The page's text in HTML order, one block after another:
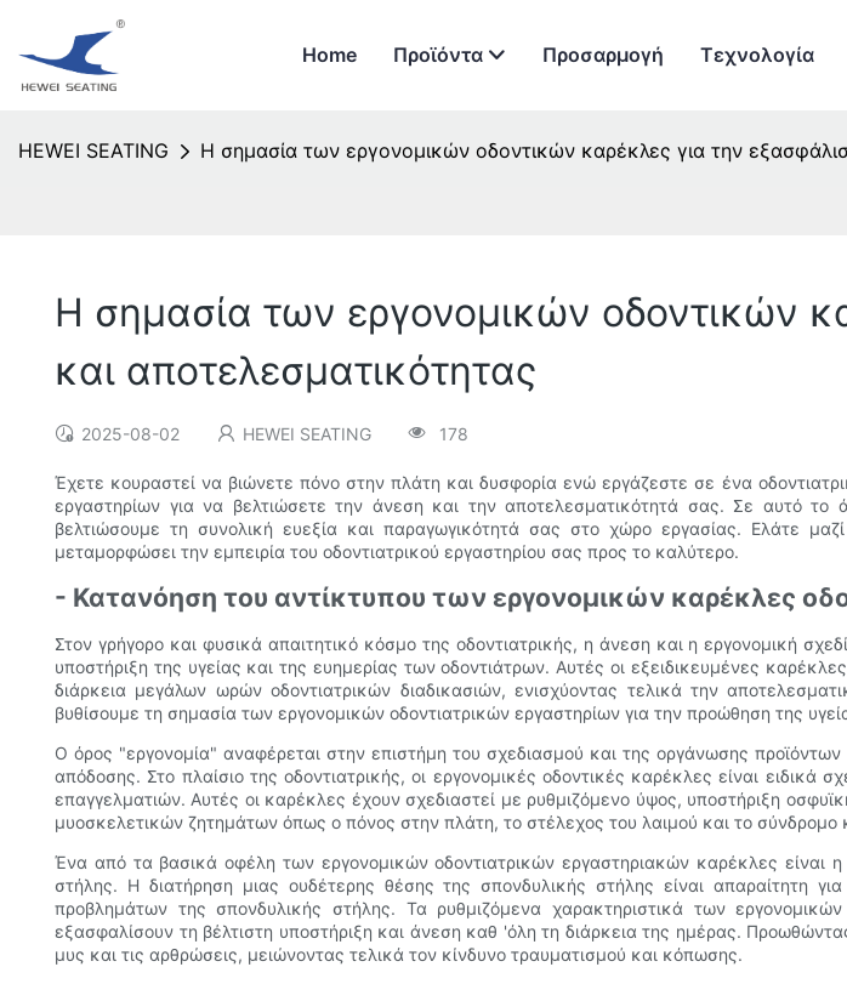
Home Προϊόντα Προσαρμογή Τεχνολογία
HEWEI SEATING Η σημασία των εργονομικών οδοντικών καρέκλες για την
Η σημασία των εργονομικών οδοντικών
και αποτελεσματικότητας
2025-08-02 HEWEI SEATING 178
Έχετε κουραστεί να βιώνετε πόνο στην πλάτη και δυσφορία ενώ εργάζεστε σε ένα
εργαστηρίων για να βελτιώσετε την άνεση και την αποτελεσματικότητά σας. Σε αυτό
βελτιώσουμε τη συνολική ευεξία και παραγωγικότητά σας στο χώρο εργασίας. Ελάτε
μεταμορφώσει την εμπειρία του οδοντιατρικού εργαστηρίου σας προς το καλύτερο.
- Κατανόηση του αντίκτυπου των εργονομικών καρέκλες
Στον γρήγορο και φυσικά απαιτητικό κόσμο της οδοντιατρικής, η άνεση και η εργονομική
υποστήριξη της υγείας και της ευημερίας των οδοντιάτρων. Αυτές οι εξειδικευμένες
διάρκεια μεγάλων ωρών οδοντιατρικών διαδικασιών, ενισχύοντας τελικά την
βυθίσουμε τη σημασία των εργονομικών οδοντιατρικών εργαστηρίων για την προώθηση της
Ο όρος "εργονομία" αναφέρεται στην επιστήμη του σχεδιασμού και της οργάνωσης
απόδοσης. Στο πλαίσιο της οδοντιατρικής, οι εργονομικές οδοντικές καρέκλες είναι ειδικά
επαγγελματιών. Αυτές οι καρέκλες έχουν σχεδιαστεί με ρυθμιζόμενο ύψος, υποστήριξη
μυοσκελετικών ζητημάτων όπως ο πόνος στην πλάτη, το στέλεχος του λαιμού και το σύνδρομο
Ένα από τα βασικά οφέλη των εργονομικών οδοντιατρικών εργαστηριακών καρέκλες
στήλης. Η διατήρηση μιας ουδέτερης θέσης της σπονδυλικής στήλης είναι
προβλημάτων της σπονδυλικής στήλης. Τα ρυθμιζόμενα χαρακτηριστικά των
εξασφαλίσουν τη βέλτιστη υποστήριξη και άνεση καθ 'όλη τη διάρκεια της ημέρας.
μυς και τις αρθρώσεις, μειώνοντας τελικά τον κίνδυνο τραυματισμού και κόπωσης.